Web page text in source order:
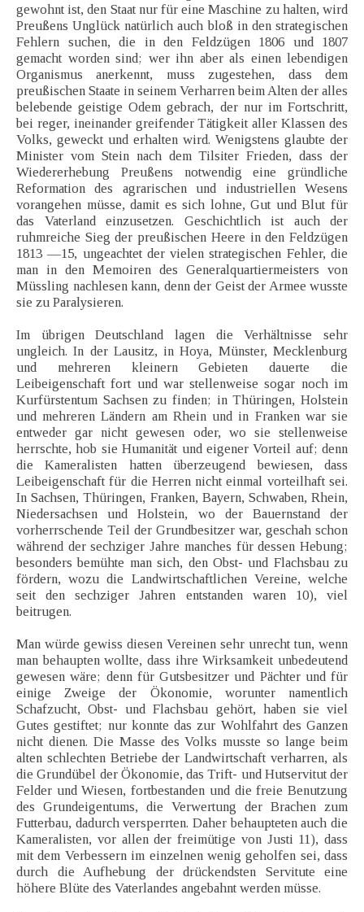
gewohnt ist, den Staat nur für eine Maschine zu halten, wird
Preußens Unglück natürlich auch bloß in den strategischen
Fehlern suchen, die in den Feldzügen 1806 und 1807
gemacht worden sind; wer ihn aber als einen lebendigen
Organismus anerkennt, muss zugestehen, dass dem
preußischen Staate in seinem Verharren beim Alten der alles
belebende geistige Odem gebrach, der nur im Fortschritt,
bei reger, ineinander greifender Tätigkeit aller Klassen des
Volks, geweckt und erhalten wird. Wenigstens glaubte der
Minister vom Stein nach dem Tilsiter Frieden, dass der
Wiedererhebung Preußens notwendig eine gründliche
Reformation des agrarischen und industriellen Wesens
vorangehen müsse, damit es sich lohne, Gut und Blut für
das Vaterland einzusetzen. Geschichtlich ist auch der
ruhmreiche Sieg der preußischen Heere in den Feldzügen
1813 —15, ungeachtet der vielen strategischen Fehler, die
man in den Memoiren des Generalquartiermeisters von
Müssling nachlesen kann, denn der Geist der Armee wusste
sie zu Paralysieren.
Im übrigen Deutschland lagen die Verhältnisse sehr
ungleich. In der Lausitz, in Hoya, Münster, Mecklenburg
und mehreren kleinern Gebieten dauerte die
Leibeigenschaft fort und war stellenweise sogar noch im
Kurfürstentum Sachsen zu finden; in Thüringen, Holstein
und mehreren Ländern am Rhein und in Franken war sie
entweder gar nicht gewesen oder, wo sie stellenweise
herrschte, hob sie Humanität und eigener Vorteil auf; denn
die Kameralisten hatten überzeugend bewiesen, dass
Leibeigenschaft für die Herren nicht einmal vorteilhaft sei.
In Sachsen, Thüringen, Franken, Bayern, Schwaben, Rhein,
Niedersachsen und Holstein, wo der Bauernstand der
vorherrschende Teil der Grundbesitzer war, geschah schon
während der sechziger Jahre manches für dessen Hebung;
besonders bemühte man sich, den Obst- und Flachsbau zu
fördern, wozu die Landwirtschaftlichen Vereine, welche
seit den sechziger Jahren entstanden waren 10), viel
beitrugen.
Man würde gewiss diesen Vereinen sehr unrecht tun, wenn
man behaupten wollte, dass ihre Wirksamkeit unbedeutend
gewesen wäre; denn für Gutsbesitzer und Pächter und für
einige Zweige der Ökonomie, worunter namentlich
Schafzucht, Obst- und Flachsbau gehört, haben sie viel
Gutes gestiftet; nur konnte das zur Wohlfahrt des Ganzen
nicht dienen. Die Masse des Volks musste so lange beim
alten schlechten Betriebe der Landwirtschaft verharren, als
die Grundübel der Ökonomie, das Trift- und Hutservitut der
Felder und Wiesen, fortbestanden und die freie Benutzung
des Grundeigentums, die Verwertung der Brachen zum
Futterbau, dadurch versperrten. Daher behaupteten auch die
Kameralisten, vor allen der freimütige von Justi 11), dass
mit dem Verbessern im einzelnen wenig geholfen sei, dass
durch die Aufhebung der drückendsten Servitute eine
höhere Blüte des Vaterlandes angebahnt werden müsse.